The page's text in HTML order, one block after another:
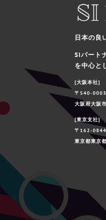
日本の良
SIパート
を中心と
[大阪本社]
〒540-0003
大阪府大阪
[東京支社]
〒162-0844
東京都東京